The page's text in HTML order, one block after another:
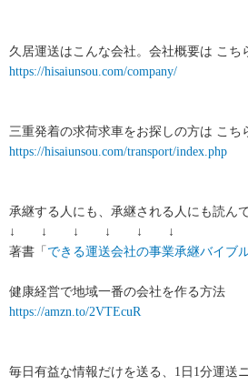
久居運送はこんな会社。会社概要は こち
https://hisaiunsou.com/company/
三重発着の求荷求車をお探しの方は こち
https://hisaiunsou.com/transport/index.php
承継する人にも、承継される人にも読ん
↓ ↓ ↓ ↓ ↓ ↓
著書「 できる運送会社の事業承継バイブ
健康経営で地域一番の会社を作る方法
https://amzn.to/2VTEcuR
毎日有益な情報だけを送る、1日1分運送